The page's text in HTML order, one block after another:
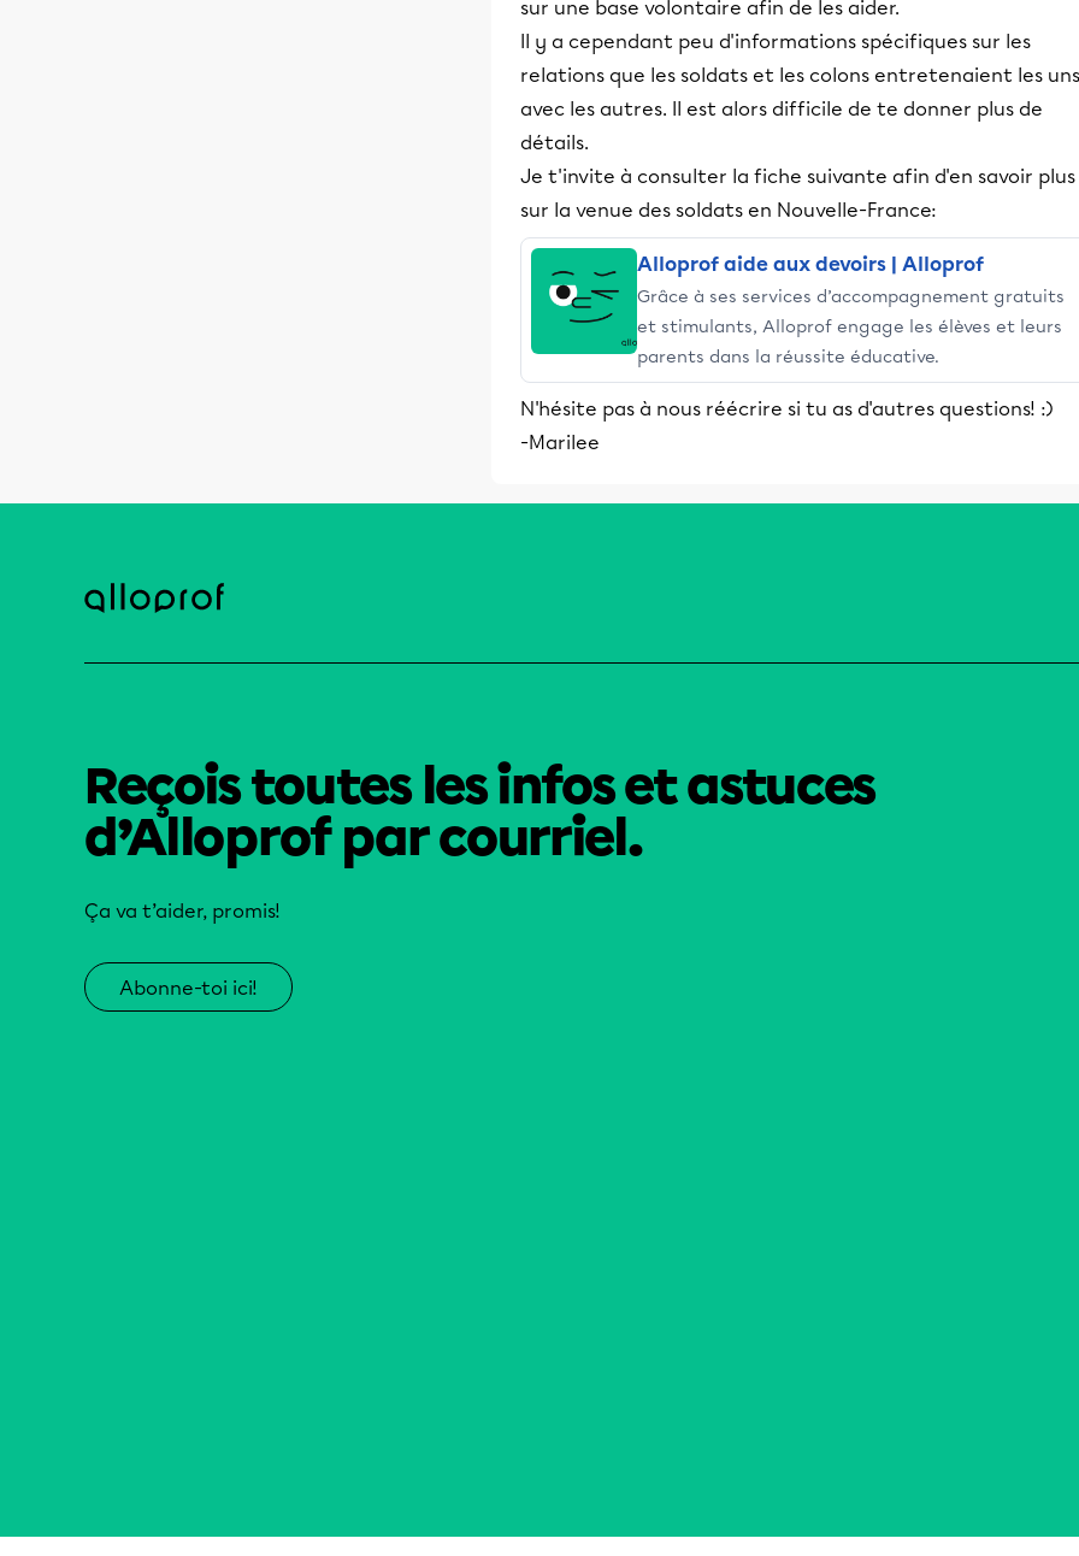
sur une base volontaire afin de les aider.
Il y a cependant peu d'informations spécifiques sur les
relations que les soldats et les colons entretenaient les uns
avec les autres. Il est alors difficile de te donner plus de
détails.
Je t'invite à consulter la fiche suivante afin d'en savoir plus
sur la venue des soldats en Nouvelle-France:
Alloprof aide aux devoirs | Alloprof
Grâce à ses services d’accompagnement gratuits
et stimulants, Alloprof engage les élèves et leurs
parents dans la réussite éducative.
N'hésite pas à nous réécrire si tu as d'autres questions! :)
-Marilee
Reçois toutes les infos et astuces
d’Alloprof par courriel.
Ça va t’aider, promis!
Abonne-toi ici!